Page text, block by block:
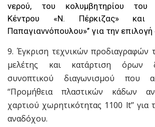
νερού, του κολυμβητηρίου του
Κέντρου «Ν. Πέρκιζας»
Παπαγιαννόπουλου»’’ για την
9. Έγκριση τεχνικών προδιαγραφών
μελέτης και κατάρτιση όρων
συνοπτικού διαγωνισμού που
‘‘Προμήθεια πλαστικών κάδων
χαρτιού χωρητικότητας 1100 lt’’ για
αναδόχου.